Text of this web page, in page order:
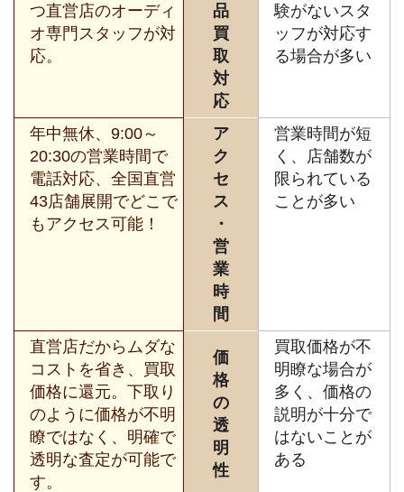
つ直営店のオーディ
オ専門スタッフが対
応。
品
買
取
対
応
験がないスタ
ッフが対応す
る場合が多い
年中無休、9:00～
20:30の営業時間で
電話対応、全国直営
43店舗展開でどこで
もアクセス可能！
ア
ク
セ
ス
・
営
業
時
間
営業時間が短
く、店舗数が
限られている
ことが多い
直営店だからムダな
コストを省き、買取
価格に還元。下取り
のように価格が不明
瞭ではなく、明確で
透明な査定が可能で
す。
価
格
の
透
明
性
買取価格が不
明瞭な場合が
多く、価格の
説明が十分で
はないことが
ある